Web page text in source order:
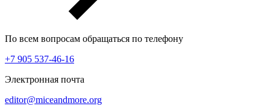
По всем вопросам обращаться по телефону
+7 905 537-46-16
Электронная почта
editor@miceandmore.org